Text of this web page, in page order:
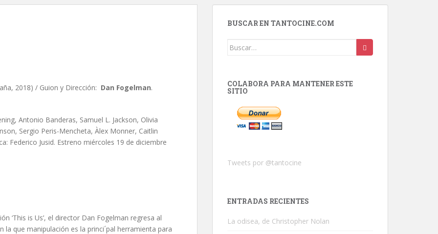
2018) / Guion y Dirección: Dan Fogelman.
Antonio Banderas, Samuel L. Jackson, Olivia
Sergio Peris-Mencheta, Àlex Monner, Caitlin
Federico Jusid. Estreno miércoles 19 de diciembre
‘This is Us’, el director Dan Fogelman regresa al
que manipulación es la princi´pal herramienta para
BUSCAR EN TANTOCINE.COM
Buscar:
COLABORA PARA MANTENER ESTE
SITIO
Tweets por @tantocine
ENTRADAS RECIENTES
La odisea, de Christopher Nolan